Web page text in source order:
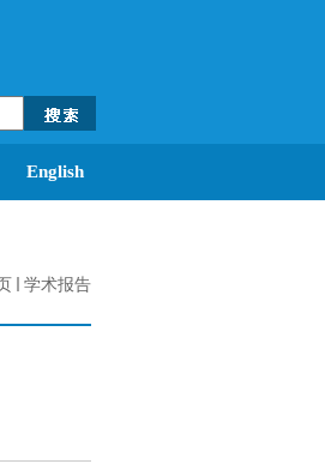
English
学术报告